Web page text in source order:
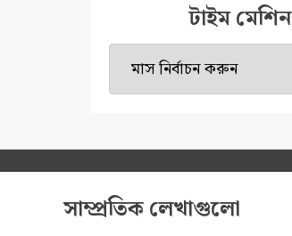
টাইম মেশিন
টাইম
মেশিন
সাম্প্রতিক লেখাগুলো